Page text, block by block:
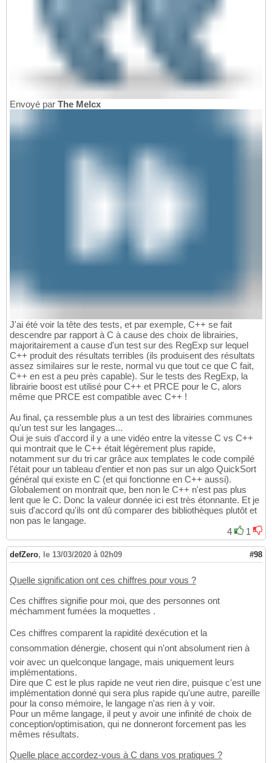
Envoyé par The Melcx
J'ai été voir la tête des tests, et par exemple, C++ se fait
descendre par rapport à C à cause des choix de librairies,
majoritairement a cause d'un test sur des RegExp sur lequel
C++ produit des résultats terribles (ils produisent des résultats
assez similaires sur le reste, normal vu que tout ce que C fait,
C++ en est a peu près capable). Sur le tests des RegExp, la
librairie boost est utilisé pour C++ et PRCE pour le C, alors
même que PRCE est compatible avec C++ !
Au final, ça ressemble plus a un test des librairies communes
qu'un test sur les langages...
Oui je suis d'accord il y a une vidéo entre la vitesse C vs C++
qui montrait que le C++ était légèrement plus rapide,
notamment sur du tri car grâce aux templates le code compilé
l'était pour un tableau d'entier et non pas sur un algo QuickSort
général qui existe en C (et qui fonctionne en C++ aussi).
Globalement on montrait que, ben non le C++ n'est pas plus
lent que le C. Donc la valeur donnée ici est très étonnante. Et je
suis d'accord qu'ils ont dû comparer des bibliothèques plutôt et
non pas le langage.
4
1
defZero, le 13/03/2020 à 02h09 #98
Quelle signification ont ces chiffres pour vous ?
Ces chiffres signifie pour moi, que des personnes ont
méchamment fumées la moquettes .
Ces chiffres comparent la rapidité dexécution et la
consommation dénergie, chosent qui n'ont absolument rien à
voir avec un quelconque langage, mais uniquement leurs
implémentations.
Dire que C est le plus rapide ne veut rien dire, puisque c'est une
implémentation donné qui sera plus rapide qu'une autre, pareille
pour la conso mémoire, le langage n'as rien à y voir.
Pour un même langage, il peut y avoir une infinité de choix de
conception/optimisation, qui ne donneront forcement pas les
mêmes résultats.
Quelle place accordez-vous à C dans vos pratiques ?